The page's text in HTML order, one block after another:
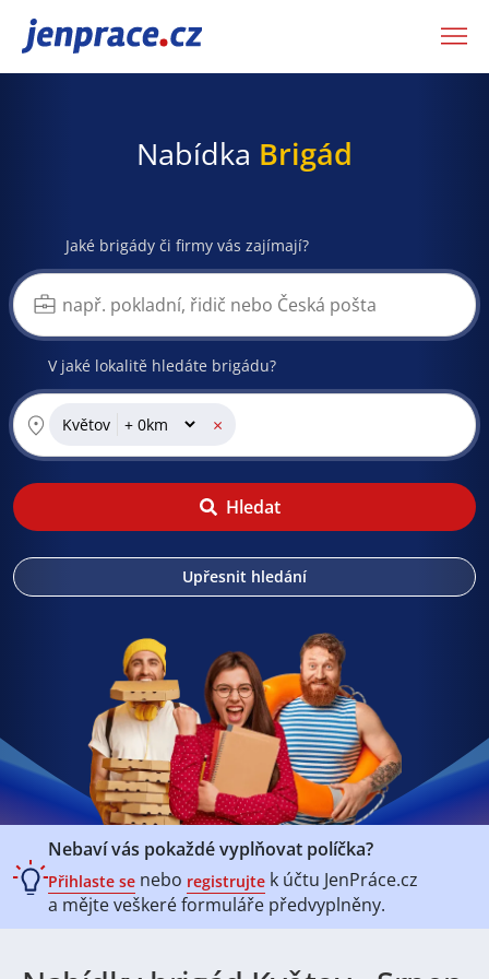
JenPráce.cz
Nabídka Brigád
Jaké brigády či firmy vás zajímají?
V jaké lokalitě hledáte brigádu?
Květov ×
Hledat
Upřesnit hledání
Nebaví vás pokaždé vyplňovat políčka?
Přihlaste se nebo registrujte k účtu JenPráce.cz
a mějte veškeréformuláře předvyplněny.